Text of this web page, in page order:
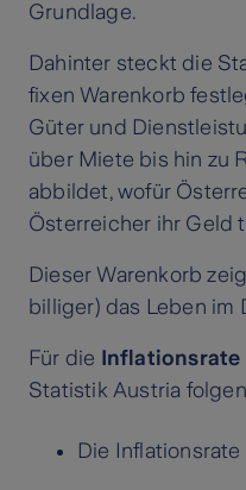
Grundlage.
Dahinter steckt die
fixen Warenkorb
Güter und
über Miete bis hin zu
abbildet, wofür
Österreicher ihr Geld
Dieser Warenkorb
billiger) das Leben im
Für die Inflationsrate
Statistik Austria
Die Inflationsrate